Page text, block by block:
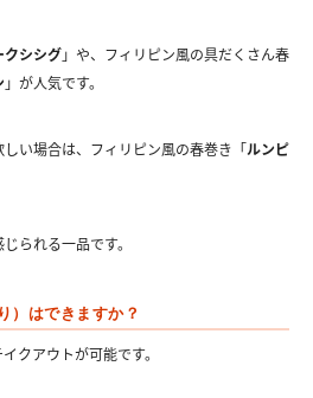
クシシグ」や、フィリピン風の具だくさん春
」が人気です。
い場合は、フィリピン風の春巻き「ルンピ
られる一品です。
）はできますか？
クアウトが可能です。